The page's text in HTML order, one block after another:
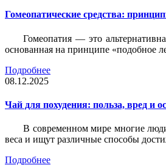
Гомеопатические средства:
Гомеопатия — это
основанная на принципе «подобное
Подробнее
08.12.2025
Чай для похудения: польза, вред и
В современном мире многие
веса и ищут различные способы
Подробнее